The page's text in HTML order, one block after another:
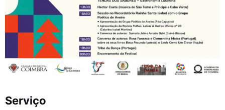
Serviço